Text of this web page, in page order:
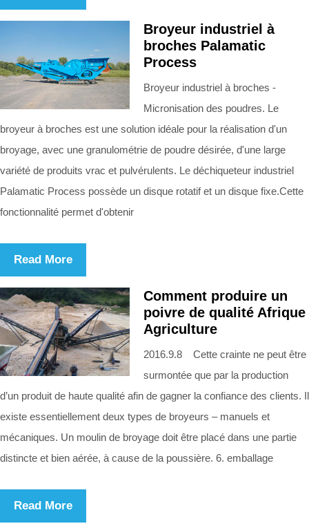
Broyeur industriel à
broches Palamatic
Process
Broyeur industriel à broches -
Micronisation des poudres. Le
broyeur à broches est une solution idéale pour la réalisation d'un
broyage, avec une granulométrie de poudre désirée, d'une large
variété de produits vrac et pulvérulents. Le déchiqueteur industriel
Palamatic Process possède un disque rotatif et un disque fixe.Cette
fonctionnalité permet d'obtenir
Read More
Comment produire un
poivre de qualité Afrique
Agriculture
2016.9.8 Cette crainte ne peut être
surmontée que par la production
d’un produit de haute qualité afin de gagner la confiance des clients. Il
existe essentiellement deux types de broyeurs – manuels et
mécaniques. Un moulin de broyage doit être placé dans une partie
distincte et bien aérée, à cause de la poussière. 6. emballage
Read More